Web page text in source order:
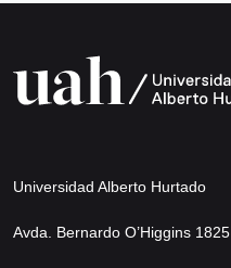
Universidad Alberto Hurtado
Avda. Bernardo O’Higgins 1825